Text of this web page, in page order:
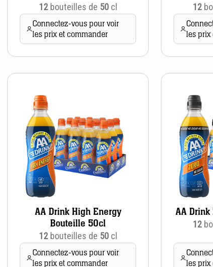
12bouteilles de 50cl
Connectez-vous pour voir
les prix et commander
12
les prix
AA Drink High Energy
Bouteille 50cl
12bouteilles de 50cl
Connectez-vous pour voir
les prix et commander
AA
12
les prix